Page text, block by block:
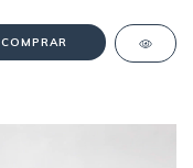
COMPRAR